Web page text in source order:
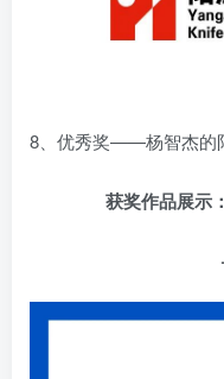
8、优秀奖——杨智杰的
获奖作品展示